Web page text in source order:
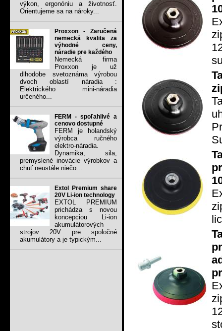
výkon, ergonóniu a životnosť.
Orientujeme sa na nároky...
Proxxon - Zaručená
nemecká kvalita za
výhodné ceny,
náradie pre každého
Nemecká firma
Proxxon je už
dlhodobe svetoznáma výrobou
dvoch oblastí náradia :
Elektrického mini-náradia
určeného...
FERM - spoľahlivé a
cenovo dostupné
FERM je holandský
výrobca ručného
elektro-náradia.
Dynamika, sila,
premyslené inovácie výrobkov a
chuť neustále niečo...
Extol Premium share
20V Li-ion technology
EXTOL PREMIUM
prichádza s novou
koncepciou Li-ion
akumulátorových
strojov 20V pre spoločné
akumulátory a je typickým...